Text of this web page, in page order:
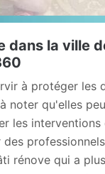
dans la ville
à protéger les
noter qu'elles
les interventions
rénove qui a